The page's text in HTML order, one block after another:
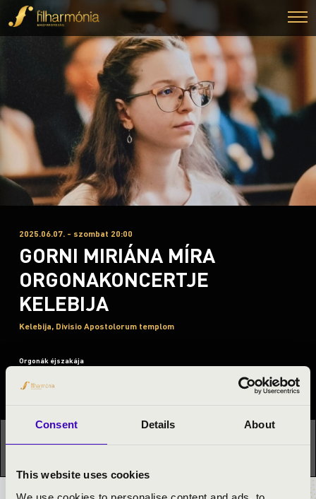
Consent Details About
This website uses cookies
2025.06.07. - szombat 20:00
GORNI MIRIÁNA MÍRA
ORGONAKONCERTJE
KELEBIJA
Kelebija, Divisio Apostolorum templom
Orgonák éjszakája
Fesztivál koncert